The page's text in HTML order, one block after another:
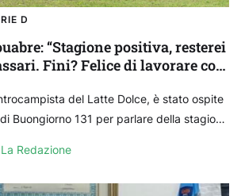
D
“Stagione positiva, resterei
Fini? Felice di lavorare con
del Latte Dolce, è stato ospite
Buongiorno 131 per parlare della stagione
La Redazione